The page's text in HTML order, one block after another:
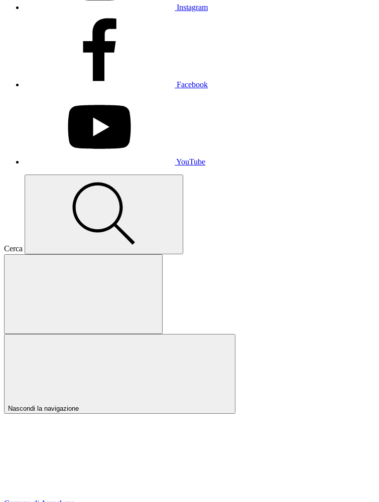
Instagram
Facebook
YouTube
Cerca
Nascondi la navigazione